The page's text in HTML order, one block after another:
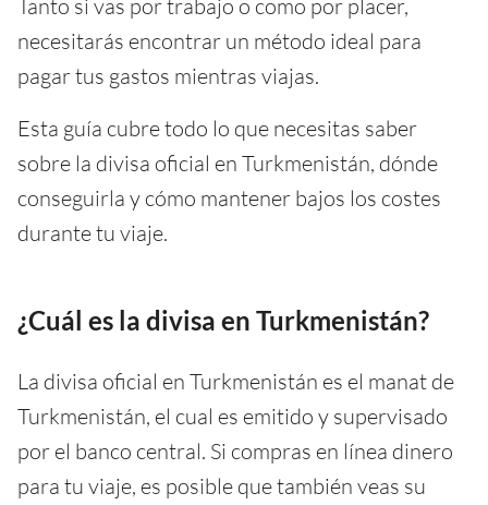
Tanto si vas por trabajo o como por placer,
necesitarás encontrar un método ideal para
pagar tus gastos mientras viajas.
Esta guía cubre todo lo que necesitas saber
sobre la divisa oficial en Turkmenistán, dónde
conseguirla y cómo mantener bajos los costes
durante tu viaje.
¿Cuál es la divisa en Turkmenistán?
La divisa oficial en Turkmenistán es el manat de
Turkmenistán, el cual es emitido y supervisado
por el banco central. Si compras en línea dinero
para tu viaje, es posible que también veas su